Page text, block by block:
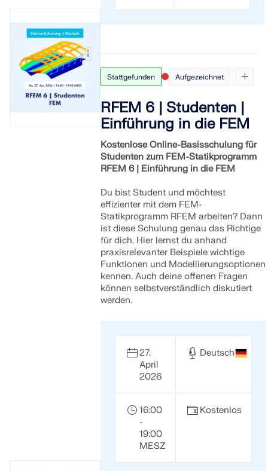
Stattgefunden Aufgezeichnet
RFEM 6 | Studenten |
Einführung in die FEM
Kostenlose Online-Basisschulung für
Studenten zum FEM-Statikprogramm
RFEM 6 | Einführung in die FEM
Du bist Student und möchtest
effizienter mit dem FEM-
Statikprogramm RFEM arbeiten? Dann
ist diese Schulung genau das Richtige
für dich. Hier lernst du anhand
praxisrelevanter Beispiele wichtige
Funktionen und Modellierungsoptionen
kennen. Auch deine offenen Fragen
können selbstverständlich diskutiert
werden.
27.
April
2026
Deutsch
16:00
-
19:00
MESZ
Kostenlos